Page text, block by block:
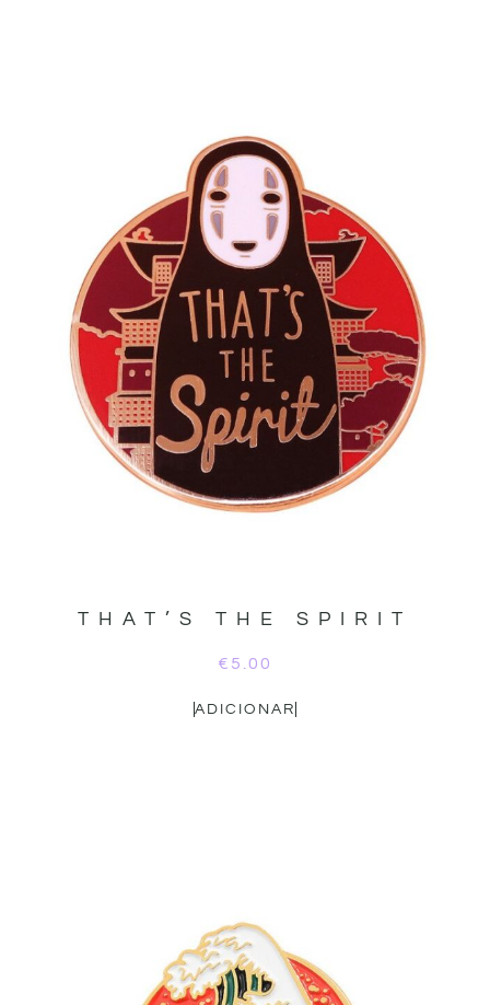
THAT’S THE SPIRIT
€ 5.00
ADICIONAR